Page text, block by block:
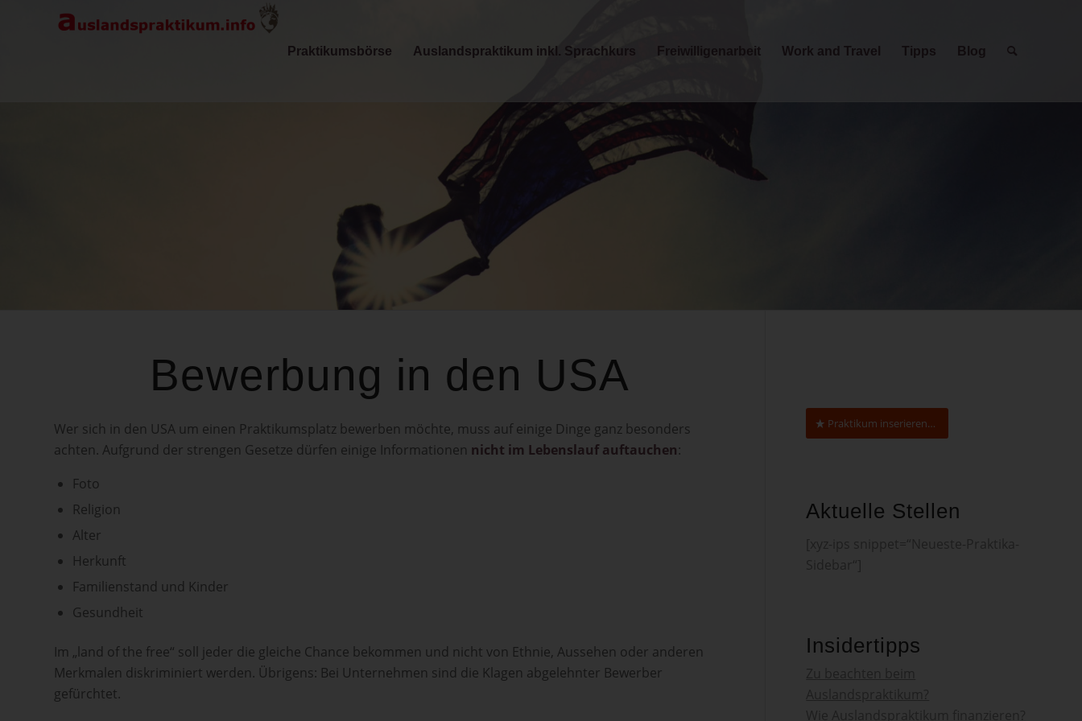
Praktikumsbörse Auslandspraktikum inkl. Sprachkurs Freiwilligenarbeit Work and Travel Tipps Blog
Bewerbung in den USA
Wer sich in den USA um einen Praktikumsplatz bewerben möchte, muss auf einige Dinge ganz besonders
achten. Aufgrund der strengen Gesetze dürfen einige Informationen nicht im Lebenslauf auftauchen:
Foto
Religion
Alter
Herkunft
Familienstand und Kinder
Gesundheit
Im „land of the free“ soll jeder die gleiche Chance bekommen und nicht von Ethnie, Aussehen oder anderen
Merkmalen diskriminiert werden. Übrigens: Bei Unternehmen sind die Klagen abgelehnter Bewerber
gefürchtet.
Praktikum inserieren…
Aktuelle Stellen
Insidertipps